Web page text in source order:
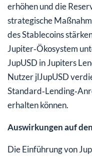
erhöhen und die
strategische
des Stablecoins
Jupiter‑Ökosystem
JupUSD in Jupiters
Nutzer jlJupUSD
erhalten können.
Auswirkungen auf
Die Einführung von